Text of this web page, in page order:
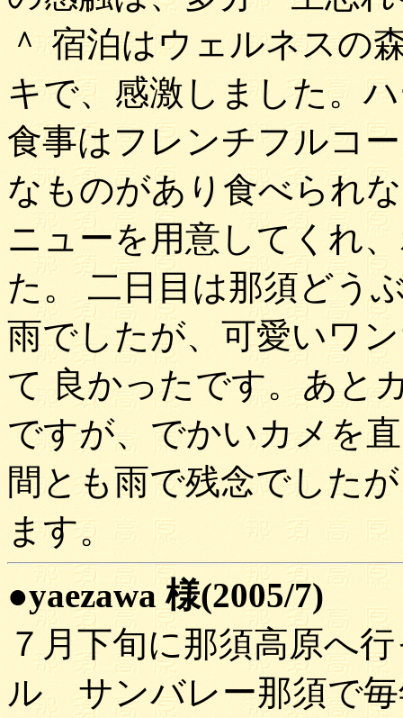
＾ 宿泊はウェルネスの
キで、感激しました。
食事はフレンチフルコ
なものがあり食べられ
ニューを用意してくれ
た。 二日目は那須どう
雨でしたが、可愛いワ
て 良かったです。あと
ですが、でかいカメを
間とも雨で残念でした
ます。
●yaezawa 様(2005/7)
７月下旬に那須高原へ
ル サンバレー那須で毎